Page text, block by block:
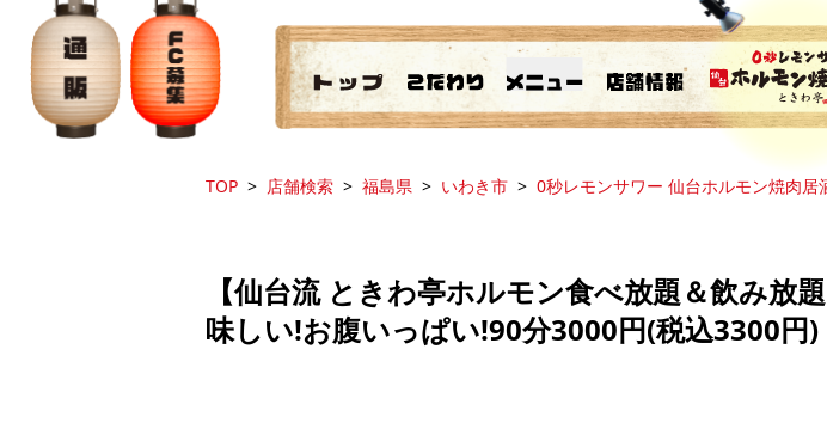
TOP 店舗検索 福島県 いわき市 0秒レモンサワー 仙台ホルモン焼肉
【仙台流 ときわ亭ホルモン食べ放題＆飲み放
味しい!お腹いっぱい!90分3000円(税込3300円)